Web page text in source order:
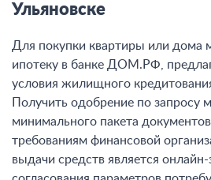
Ульяновске
Для покупки квартиры или дома
ипотеку в банке ДОМ.РФ,
условия жилищного
Получить одобрение по запросу
минимального пакета
требованиям финансовой
выдачи средств является